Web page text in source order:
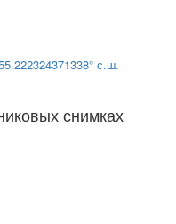
с.ш.
снимках